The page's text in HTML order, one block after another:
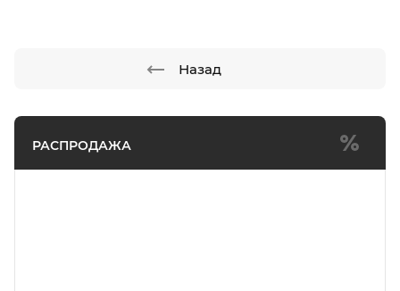
РАСПРОДАЖА
Назад